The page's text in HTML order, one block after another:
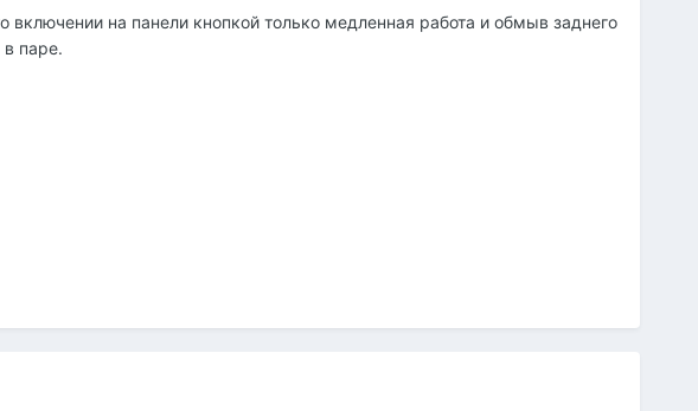
на панели кнопкой только медленная работа и обмыв заднего
паре.